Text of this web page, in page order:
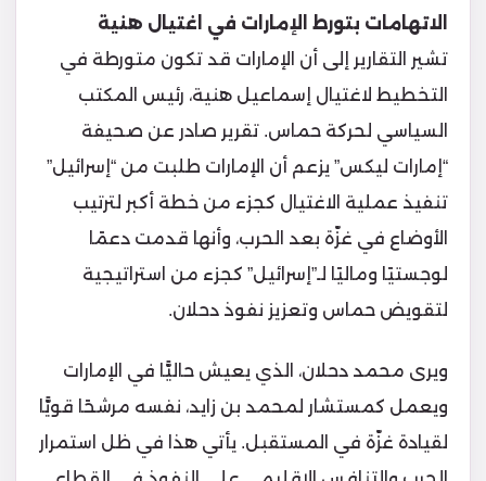
الاتهامات بتورط الإمارات في اغتيال هنية
تشير التقارير إلى أن الإمارات قد تكون متورطة في
التخطيط لاغتيال إسماعيل هنية، رئيس المكتب
السياسي لحركة حماس. تقرير صادر عن صحيفة
“إمارات ليكس” يزعم أن الإمارات طلبت من “إسرائيل”
تنفيذ عملية الاغتيال كجزء من خطة أكبر لترتيب
الأوضاع في غزّة بعد الحرب، وأنها قدمت دعمًا
لوجستيًا وماليًا لـ”إسرائيل” كجزء من استراتيجية
لتقويض حماس وتعزيز نفوذ دحلان.
ويرى محمد دحلان، الذي يعيش حاليًّا في الإمارات
ويعمل كمستشار لمحمد بن زايد، نفسه مرشحًا قويًّا
لقيادة غزّة في المستقبل. يأتي هذا في ظل استمرار